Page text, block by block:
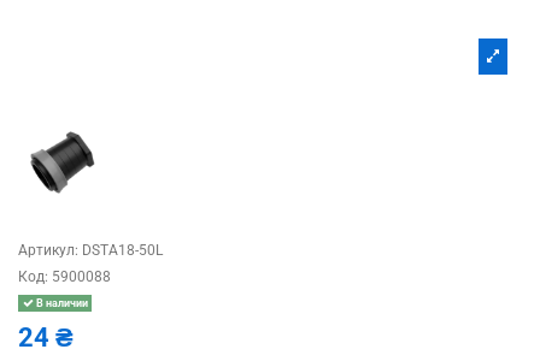
Артикул: DSTA18-50L
Код: 5900088
В наличии
24 ₴